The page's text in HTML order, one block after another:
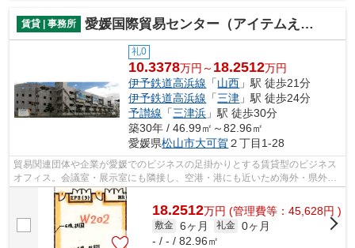
賃貸 | 事務所 愛媛国際貿易センター（アイテムえひめ）ビジネスオフィス
礼0
10.3378万円～ 18.2512万円
伊予鉄道高浜線 「山西 」駅 徒歩21分
伊予鉄道高浜線 「三津 」駅 徒歩24分
予讃線 「三津浜 」駅 徒歩30分
築30年 / 46.99㎡～82.96㎡
愛媛県松山市大可賀 ２丁目1-28
貿易関連団体や企業が愛媛でのビジネスの足掛かりとする賃貸型のビジネス
オフィス。会議室・展示室にも隣接し、空港・港にも近いため海外・県外か
らのアクセスに便利です。
18.2512万円 (管理費等：45,628円 )
敷金 6ヶ月 礼金 0ヶ月
- / - / 82.96㎡